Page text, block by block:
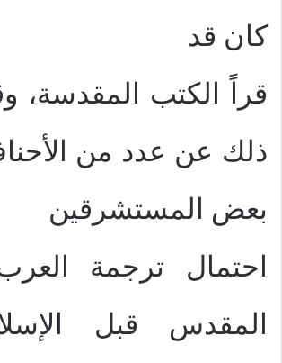
كان قد
قراً الكتب المقدسة،
ذلك عن عدد من
بعض المستشرقين
احتمال ترجمة
المقدس قبل